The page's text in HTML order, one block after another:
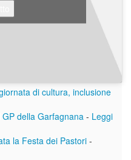
di cultura, inclusione
della Garfagnana - Leggi
la Festa dei Pastori -